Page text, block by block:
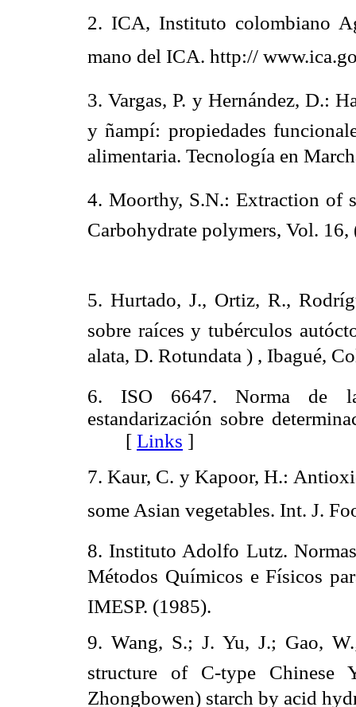
2. ICA, Instituto colombiano
mano del ICA. http://
3. Vargas, P. y Hernández, D.:
y ñampí: propiedades
alimentaria. Tecnología en
4. Moorthy, S.N.: Extraction of
Carbohydrate polymers, Vol.
5. Hurtado, J., Ortiz, R.,
sobre raíces y tubérculos
alata, D. Rotundata ) , Ibagué,
6. ISO 6647. Norma de la
estandarización sobre
[ Links ]
7. Kaur, C. y Kapoor, H.:
some Asian vegetables. Int. J.
8. Instituto Adolfo Lutz.
Métodos Químicos e Físicos
IMESP. (1985).
9. Wang, S.; J. Yu, J.; Gao,
structure of C-type Chinese
Zhongbowen) starch by acid